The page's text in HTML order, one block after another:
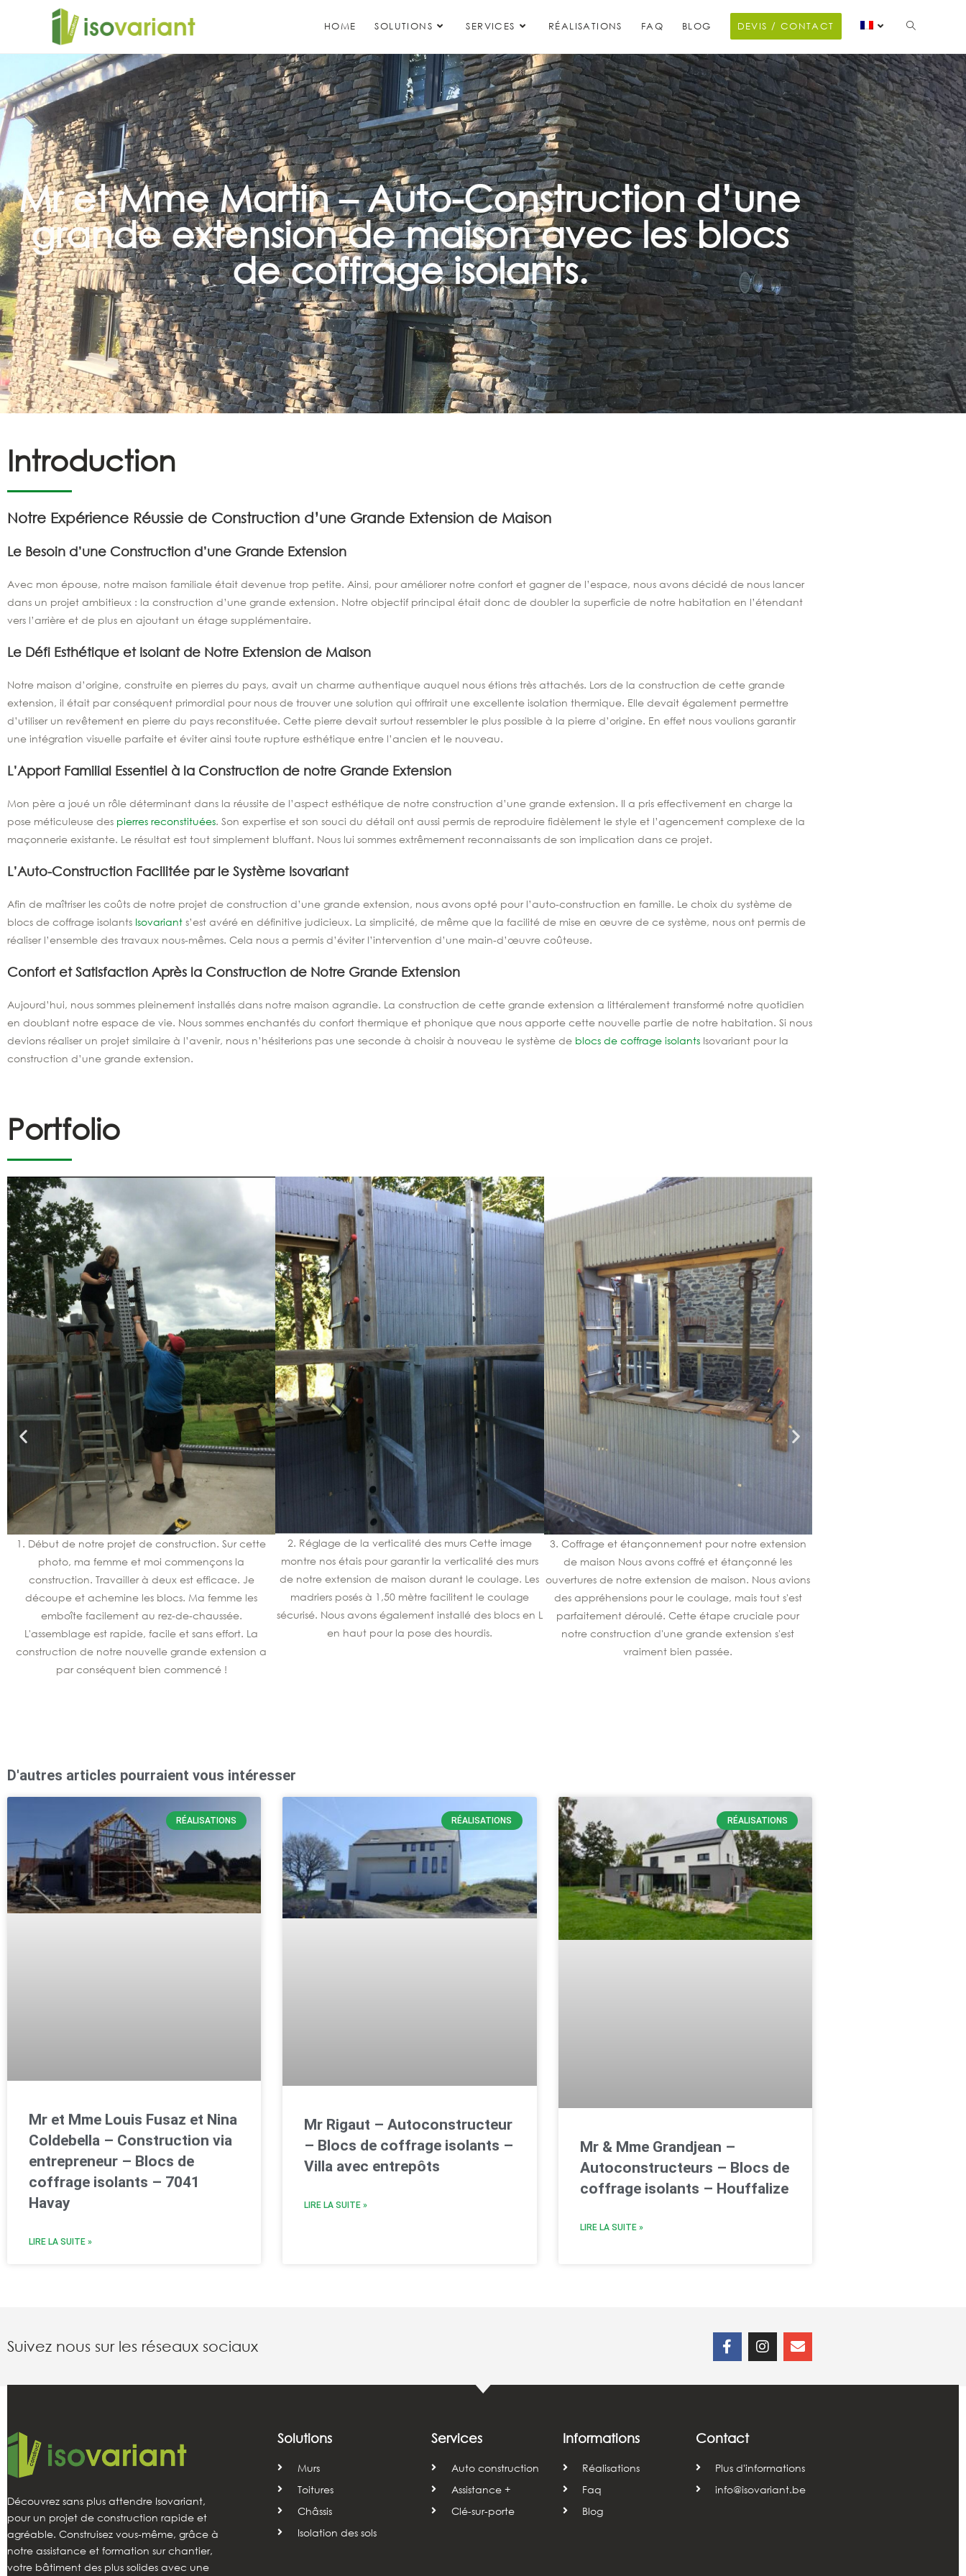
HOME SOLUTIONS SERVICES RÉALISATIONS FAQ BLOG DEVIS / CONTACT
Mr et Mme Martin – Auto-Construction d’une
grande extension de maison avec les blocs
de coffrage isolants.
Introduction
Notre Expérience Réussie de Construction d’une Grande Extension de Maison
Le Besoin d’une Construction d’une Grande Extension
Avec mon épouse, notre maison familiale était devenue trop petite. Ainsi, pour améliorer notre confort et gagner de l’espace, nous avons décidé de nous lancer
dans un projet ambitieux : la construction d’une grande extension. Notre objectif principal était donc de doubler la superficie de notre habitation en l’étendant
vers l’arrière et de plus en ajoutant un étage supplémentaire.
Le Défi Esthétique et Isolant de Notre Extension de Maison
Notre maison d’origine, construite en pierres du pays, avait un charme authentique auquel nous étions très attachés. Lors de la construction de cette grande
extension, il était par conséquent primordial pour nous de trouver une solution qui offrirait une excellente isolation thermique. Elle devait également permettre
d’utiliser un revêtement en pierre du pays reconstituée. Cette pierre devait surtout ressembler le plus possible à la pierre d’origine. En effet nous voulions garantir
une intégration visuelle parfaite et éviter ainsi toute rupture esthétique entre l’ancien et le nouveau.
L’Apport Familial Essentiel à la Construction de notre Grande Extension
Mon père a joué un rôle déterminant dans la réussite de l’aspect esthétique de notre construction d’une grande extension. Il a pris effectivement en charge la
pose méticuleuse des pierres reconstituées. Son expertise et son souci du détail ont aussi permis de reproduire fidèlement le style et l’agencement complexe de la
maçonnerie existante. Le résultat est tout simplement bluffant. Nous lui sommes extrêmement reconnaissants de son implication dans ce projet.
L’Auto-Construction Facilitée par le Système Isovariant
Afin de maîtriser les coûts de notre projet de construction d’une grande extension, nous avons opté pour l’auto-construction en famille. Le choix du système de
blocs de coffrage isolants Isovariant s’est avéré en définitive judicieux. La simplicité, de même que la facilité de mise en œuvre de ce système, nous ont permis de
réaliser l’ensemble des travaux nous-mêmes. Cela nous a permis d’éviter l’intervention d’une main-d’œuvre coûteuse.
Confort et Satisfaction Après la Construction de Notre Grande Extension
Aujourd’hui, nous sommes pleinement installés dans notre maison agrandie. La construction de cette grande extension a littéralement transformé notre quotidien
en doublant notre espace de vie. Nous sommes enchantés du confort thermique et phonique que nous apporte cette nouvelle partie de notre habitation. Si nous
devions réaliser un projet similaire à l’avenir, nous n’hésiterions pas une seconde à choisir à nouveau le système de blocs de coffrage isolants Isovariant pour la
construction d’une grande extension.
Portfolio
1. Début de notre projet de construction. Sur cette
photo, ma femme et moi commençons la
construction. Travailler à deux est efficace. Je
découpe et achemine les blocs. Ma femme les
emboîte facilement au rez-de-chaussée.
L'assemblage est rapide, facile et sans effort. La
construction de notre nouvelle grande extension a
par conséquent bien commencé !
2. Réglage de la verticalité des murs Cette image
montre nos étais pour garantir la verticalité des murs
de notre extension de maison durant le coulage. Les
madriers posés à 1,50 mètre facilitent le coulage
sécurisé. Nous avons également installé des blocs en L
en haut pour la pose des hourdis.
3. Coffrage et étançonnement pour notre extension
de maison Nous avons coffré et étançonné les
ouvertures de notre extension de maison. Nous avions
des appréhensions pour le coulage, mais tout s'est
parfaitement déroulé. Cette étape cruciale pour
notre construction d'une grande extension s'est
vraiment bien passée.
D'autres articles pourraient vous intéresser
RÉALISATIONS
Mr et Mme Louis Fusaz et Nina
Coldebella – Construction via
entrepreneur – Blocs de
coffrage isolants – 7041
Havay
LIRE LA SUITE »
RÉALISATIONS
Mr Rigaut – Autoconstructeur
– Blocs de coffrage isolants –
Villa avec entrepôts
LIRE LA SUITE »
RÉALISATIONS
Mr & Mme Grandjean –
Autoconstructeurs – Blocs de
coffrage isolants – Houffalize
LIRE LA SUITE »
Suivez nous sur les réseaux sociaux
Découvrez sans plus attendre Isovariant,
pour un projet de construction rapide et
agréable. Construisez vous-même, grâce à
notre assistance et formation sur chantier,
votre bâtiment des plus solides avec une
Solutions
Murs
Toitures
Châssis
Isolation des sols
Services
Auto construction
Assistance +
Clé-sur-porte
Informations
Réalisations
Faq
Blog
Contact
Plus d'informations
info@isovariant.be